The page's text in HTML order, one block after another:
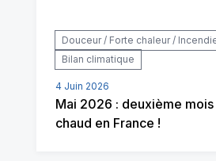
Douceur / Forte chaleur /
Bilan climatique
4 Juin 2026
Mai 2026 : deuxième
chaud en France !